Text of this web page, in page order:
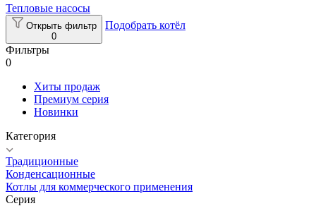
Тепловые насосы
Открыть фильтр
0
Подобрать котёл
Фильтры
0
Хиты продаж
Премиум серия
Новинки
Категория
Традиционные
Конденсационные
Котлы для коммерческого применения
Серия